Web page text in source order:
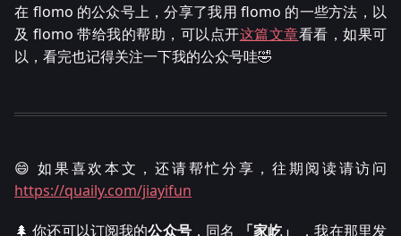
在 flomo 的公众号上，分享了我用 flomo 的一些方法，以
及 flomo 带给我的帮助，可以点开这篇文章看看，如果可
以，看完也记得关注一下我的公众号哇🤣
😄 如果喜欢本文，还请帮忙分享，往期阅读请访问
https://quaily.com/jiayifun
🌲 你还可以订阅我的公众号，同名 「家屹」
，我在那里发